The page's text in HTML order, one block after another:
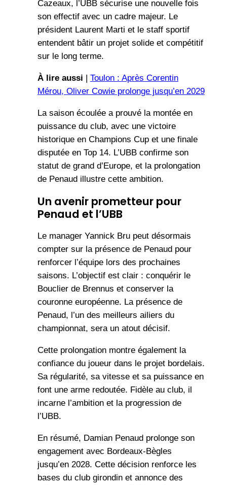
Cazeaux, l’UBB sécurise une nouvelle fois
son effectif avec un cadre majeur. Le
président Laurent Marti et le staff sportif
entendent bâtir un projet solide et compétitif
sur le long terme.
À lire aussi
Toulon : Après Corentin
Mérou, Oliver Cowie prolonge jusqu’en 2029
La saison écoulée a prouvé la montée en
puissance du club, avec une victoire
historique en Champions Cup et une finale
disputée en Top 14. L’UBB confirme son
statut de grand d’Europe, et la prolongation
de Penaud illustre cette ambition.
Un avenir prometteur pour
Penaud et l’UBB
Le manager Yannick Bru peut désormais
compter sur la présence de Penaud pour
renforcer l’équipe lors des prochaines
saisons. L’objectif est clair : conquérir le
Bouclier de Brennus et conserver la
couronne européenne. La présence de
Penaud, l’un des meilleurs ailiers du
championnat, sera un atout décisif.
Cette prolongation montre également la
confiance du joueur dans le projet bordelais.
Sa régularité, sa vitesse et sa puissance en
font une arme redoutée. Fidèle au club, il
incarne l’ambition et la progression de
l’UBB.
En résumé, Damian Penaud prolonge son
engagement avec Bordeaux-Bègles
jusqu’en 2028. Cette décision renforce les
bases du club girondin et annonce des